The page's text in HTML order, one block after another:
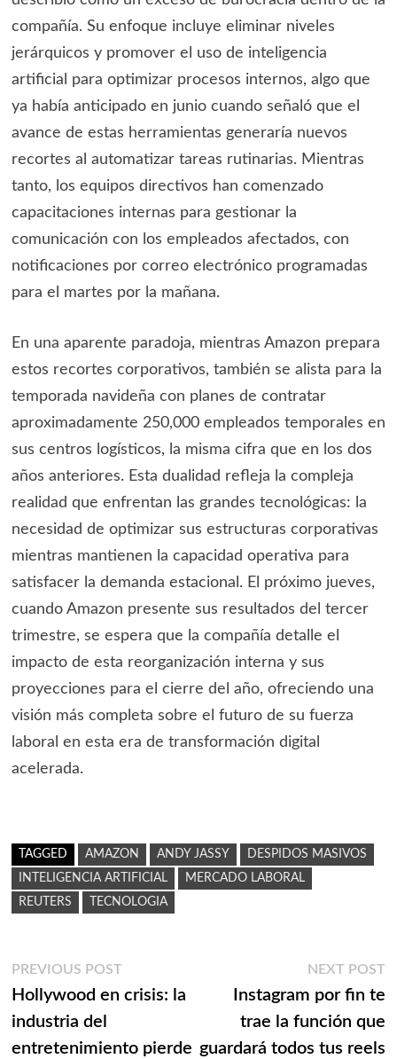
compañía. Su enfoque incluye eliminar niveles
jerárquicos y promover el uso de inteligencia
artificial para optimizar procesos internos, algo que
ya había anticipado en junio cuando señaló que el
avance de estas herramientas generaría nuevos
recortes al automatizar tareas rutinarias. Mientras
tanto, los equipos directivos han comenzado
capacitaciones internas para gestionar la
comunicación con los empleados afectados, con
notificaciones por correo electrónico programadas
para el martes por la mañana.
En una aparente paradoja, mientras Amazon prepara
estos recortes corporativos, también se alista para la
temporada navideña con planes de contratar
aproximadamente 250,000 empleados temporales en
sus centros logísticos, la misma cifra que en los dos
años anteriores. Esta dualidad refleja la compleja
realidad que enfrentan las grandes tecnológicas: la
necesidad de optimizar sus estructuras corporativas
mientras mantienen la capacidad operativa para
satisfacer la demanda estacional. El próximo jueves,
cuando Amazon presente sus resultados del tercer
trimestre, se espera que la compañía detalle el
impacto de esta reorganización interna y sus
proyecciones para el cierre del año, ofreciendo una
visión más completa sobre el futuro de su fuerza
laboral en esta era de transformación digital
acelerada.
TAGGED AMAZON ANDY JASSY
DESPIDOS MASIVOS
INTELIGENCIA ARTIFICIAL
MERCADO LABORAL
REUTERS
TECNOLOGIA
Navegación
de
entradas
PREVIOUS POSTPrevious
post:
Hollywood en crisis: la
industria del
entretenimiento pierde
NEXT POST
Instagram por fin te
trae la función que
guardará todos tus reels